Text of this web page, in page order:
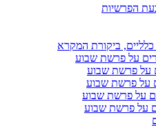
הפרשיות
ביקורת המקרא
על פרשת שבוע
על פרשת שבוע
על פרשת שבוע
על פרשת שבוע
על פרשת שבוע